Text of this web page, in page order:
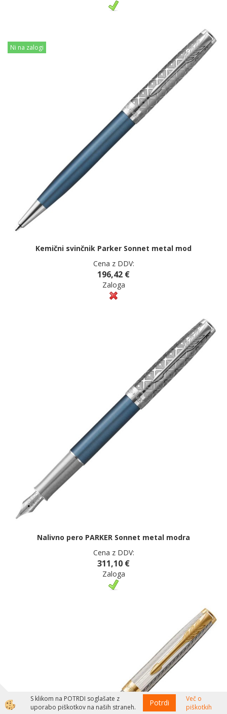
Ni na zalogi
Kemični svinčnik Parker Sonnet metal mod
Cena z DDV:
196,42 €
Zaloga
Nalivno pero PARKER Sonnet metal modra
Cena z DDV:
311,10 €
Zaloga
S klikom na POTRDI soglašate z
uporabo piškotkov na naših straneh.
Potrdi
Več o
piškotkih